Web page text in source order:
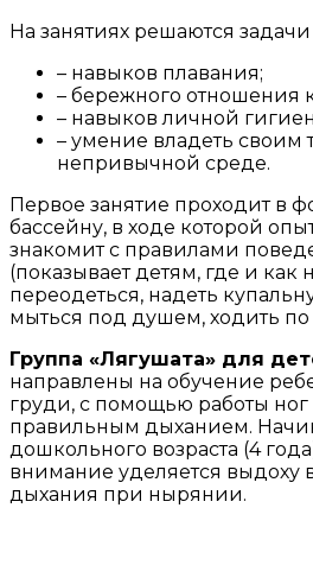
На занятиях решаются
– навыков плавания;
– бережного отношения
– навыков личной
– умение владеть своим
непривычной среде.
Первое занятие проходит в
бассейну, в ходе которой
знакомит с правилами
(показывает детям, где и как
переодеться, надеть
мыться под душем, ходить
Группа «Лягушата» для
направлены на обучение
груди, с помощью работы ног
правильным дыханием.
дошкольного возраста (4
внимание уделяется выдоху
дыхания при нырянии.